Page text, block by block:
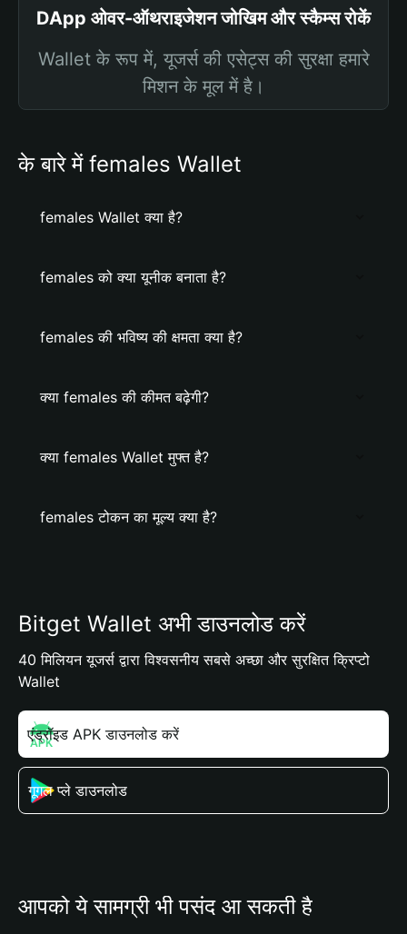
DApp ओवर-ऑथराइजेशन जोखिम और स्कैम्स रोकें
Wallet के रूप में, यूजर्स की एसेट्स की सुरक्षा हमारे
मिशन के मूल में है।
के बारे में females Wallet
females Wallet क्या है?
females को क्या यूनीक बनाता है?
females की भविष्य की क्षमता क्या है?
क्या females की कीमत बढ़ेगी?
क्या females Wallet मुफ्त है?
females टोकन का मूल्य क्या है?
Bitget Wallet अभी डाउनलोड करें
40 मिलियन यूजर्स द्वारा विश्वसनीय सबसे अच्छा और सुरक्षित क्रिप्टो
Wallet
एंड्रॉइड APK डाउनलोड करें
गूगल प्ले डाउनलोड
आपको ये सामग्री भी पसंद आ सकती है